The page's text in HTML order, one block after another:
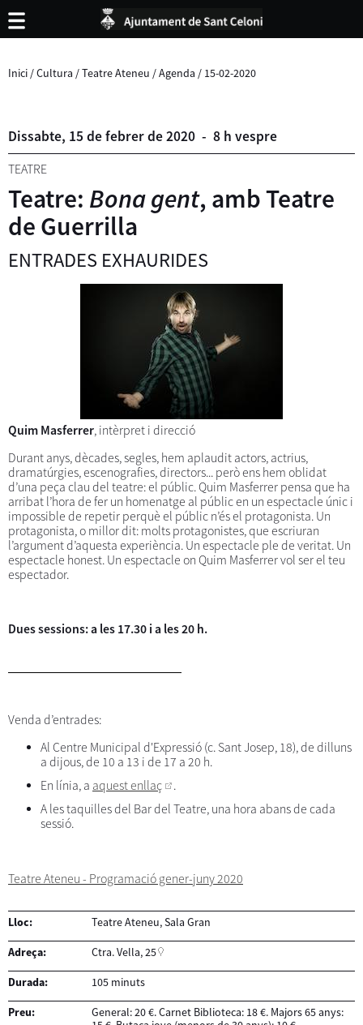
Inici /Cultura /Teatre Ateneu /Agenda / 15-02-2020
Dissabte, 15 defebrerde2020 - 8 h vespre
TEATRE
Teatre: Bona gent, amb Teatre
de Guerrilla
ENTRADES EXHAURIDES
Quim Masferrer, intèrpret i direcció
Durant anys, dècades, segles, hem aplaudit actors, actrius,
dramatúrgies, escenografies, directors... però ens hem oblidat
d’una peça clau del teatre: el públic. Quim Masferrer pensa que ha
arribat l’hora de fer un homenatge al públic en un espectacle únic i
impossible de repetir perquè el públic n’és el protagonista. Un
protagonista, o millor dit: molts protagonistes, que escriuran
l’argument d’aquesta experiència. Un espectacle ple de veritat. Un
espectacle honest. Un espectacle on Quim Masferrer vol ser el teu
espectador.
Dues sessions: a les 17.30 i a les 20 h.
Venda d’entrades:
Al Centre Municipal d'Expressió (c. Sant Josep, 18), de dilluns
a dijous, de 10 a 13 i de 17 a 20 h.
En línia, a aquest enllaç
.
A les taquilles del Bar del Teatre, una hora abans de cada
sessió.
Teatre Ateneu - Programació gener-juny 2020
Lloc: Teatre Ateneu, Sala Gran
Adreça: Ctra. Vella, 25
Durada: 105 minuts
Preu:
General: 20 €. Carnet Biblioteca: 18 €. Majors 65 anys: